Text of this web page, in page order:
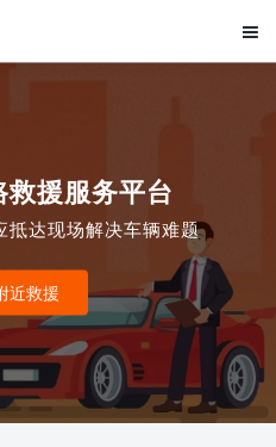

援服务平台
抵达现场解决车辆难题
近救援